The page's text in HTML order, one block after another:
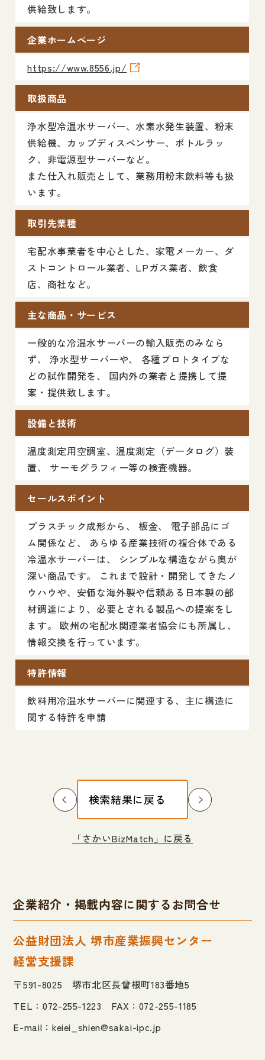
供給致します。
企業ホームページ
https://www.8556.jp/
取扱商品
浄水型冷温水サーバー、水素水発生装置、粉末
供給機、カップディスペンサー、ボトルラッ
ク、非電源型サーバーなど。
また仕入れ販売として、業務用粉末飲料等も扱
います。
取引先業種
宅配水事業者を中心とした、家電メーカー、ダ
ストコントロール業者、LPガス業者、飲食
店、商社など。
主な商品・サービス
一般的な冷温水サーバーの輸入販売のみなら
ず、 浄水型サーバーや、 各種プロトタイプな
どの試作開発を、 国内外の業者と提携して提
案・提供致します。
設備と技術
温度測定用空調室、温度測定（データログ）装
置、 サーモグラフィー等の検査機器。
セールスポイント
プラスチック成形から、 板金、 電子部品にゴ
ム関係など、 あらゆる産業技術の複合体である
冷温水サーバーは、 シンプルな構造ながら奥が
深い商品です。 これまで設計・開発してきたノ
ウハウや、安価な海外製や信頼ある日本製の部
材調達により、必要とされる製品への提案をし
ます。 欧州の宅配水関連業者協会にも所属し、
情報交換を行っています。
特許情報
飲料用冷温水サーバーに関連する、主に構造に
関する特許を申請
検索結果に戻る
「さかいBizMatch」に戻る
企業紹介・掲載内容に関するお問合せ
公益財団法人 堺市産業振興センター
経営支援課
〒591-8025 堺市北区長曾根町183番地5
TEL：072-255-1223 FAX：072-255-1185
E-mail： keiei_shien@sakai-ipc.jp